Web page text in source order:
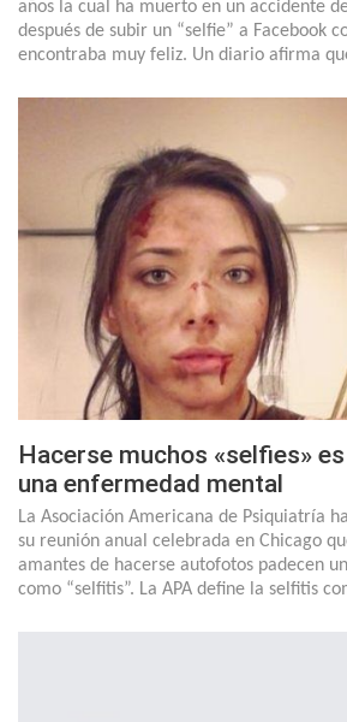
años la cual ha muerto en un accidente
después de subir un “selfie” a Facebook
encontraba muy feliz. Un diario afirma
Hacerse muchos «selfies»
una enfermedad mental
La Asociación Americana de Psiquiatría
su reunión anual celebrada en Chicago
amantes de hacerse autofotos padecen
como “selfitis”. La APA define la selfitis